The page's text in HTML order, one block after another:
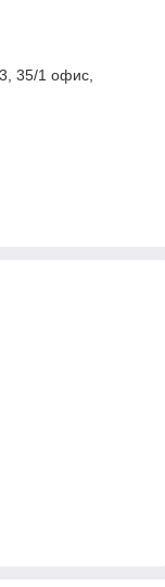
35/1 офис,